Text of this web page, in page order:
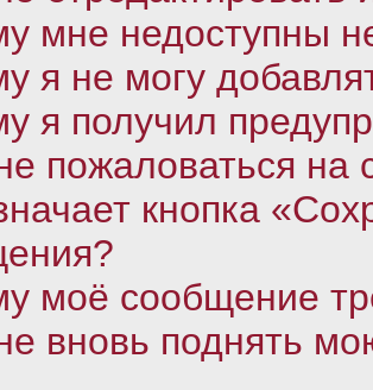
мне недоступны
я не могу
я получил
пожаловаться
кнопка
моё сообщение
вновь поднять